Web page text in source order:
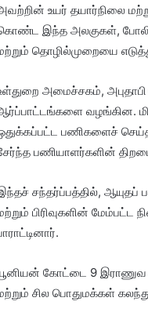
உயர் தயார்நிலை
இந்த அலகுகள், போலி
தொழில்முறையை
அமைச்சகம்,
வழங்கின.
பணிகளைச்
பணியாளர்களின்
சந்தர்ப்பத்தில், ஆயுதப்
பிரிவுகளின்
கோட்டை 9 இராணுவ
சில பொதுமக்கள்